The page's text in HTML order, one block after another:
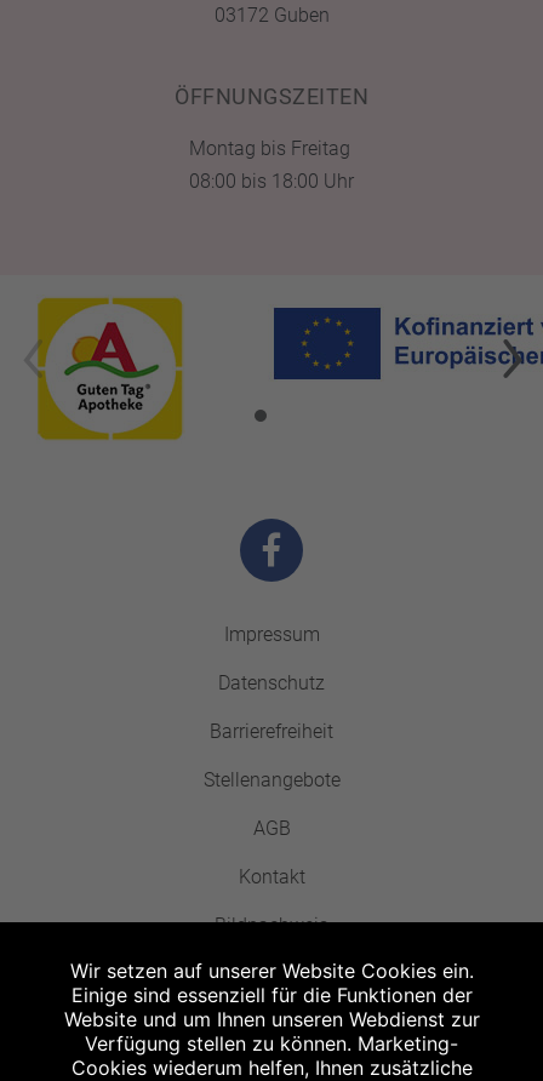
03172 Guben
ÖFFNUNGSZEITEN
Montag bis Freitag
08:00 bis 18:00 Uhr
Impressum
Datenschutz
Barrierefreiheit
Stellenangebote
AGB
Kontakt
Bildnachweis
Abgabe in haushaltsüblichen Mengen, solange der Vorrat reicht. Für Druck-
Wir setzen auf unserer Website Cookies ein.
Einige sind essenziell für die Funktionen der
Website und um Ihnen unseren Webdienst zur
Verfügung stellen zu können. Marketing-
Cookies wiederum helfen, Ihnen zusätzliche